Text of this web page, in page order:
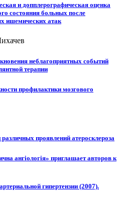
и допплерографическая оценка
состояния больных после
ишемических атак
неблагоприятных событий
терапии
профилактики мозгового
проявлений атеросклероза
ангіологія» приглашает авторов к
гипертензии (2007).